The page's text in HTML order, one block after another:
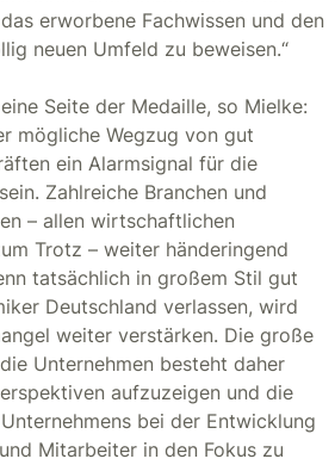
erworbene Fachwissen und den
neuen Umfeld zu beweisen.“
Seite der Medaille, so Mielke:
mögliche Wegzug von gut
ein Alarmsignal für die
Zahlreiche Branchen und
– allen wirtschaftlichen
Trotz – weiter händeringend
tatsächlich in großem Stil gut
Deutschland verlassen, wird
weiter verstärken. Die große
Unternehmen besteht daher
aufzuzeigen und die
bei der Entwicklung
Mitarbeiter in den Fokus zu